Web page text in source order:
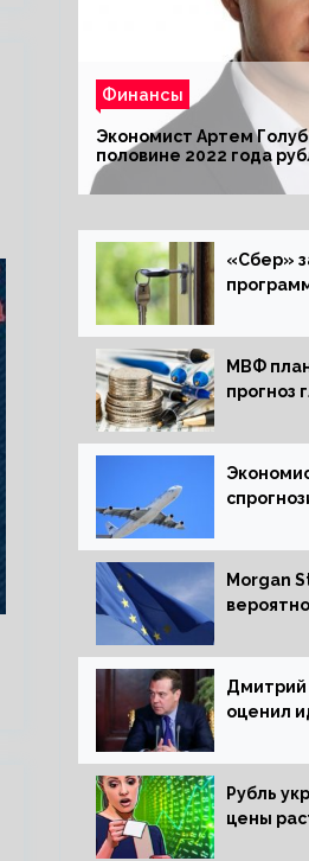
Финансы
Экономист Артем
половине 2022 года
комфортный курс
«Сбер»
МВФ
прогноз
Morgan
оценил
Рубль
цены